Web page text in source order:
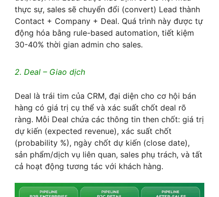
thực sự, sales sẽ chuyển đổi (convert) Lead thành
Contact + Company + Deal. Quá trình này được tự
động hóa bằng rule-based automation, tiết kiệm
30-40% thời gian admin cho sales.
2. Deal – Giao dịch
Deal là trái tim của CRM, đại diện cho cơ hội bán
hàng có giá trị cụ thể và xác suất chốt deal rõ
ràng. Mỗi Deal chứa các thông tin then chốt: giá trị
dự kiến (expected revenue), xác suất chốt
(probability %), ngày chốt dự kiến (close date),
sản phẩm/dịch vụ liên quan, sales phụ trách, và tất
cả hoạt động tương tác với khách hàng.